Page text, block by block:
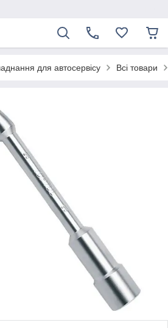
для автосервісу Всі товари